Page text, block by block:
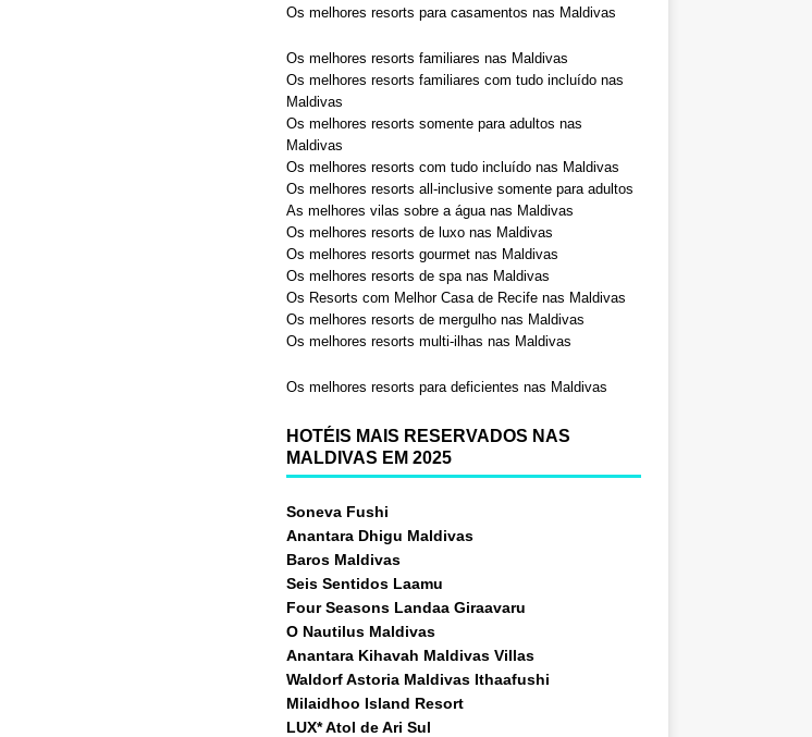
Os melhores resorts para casamentos nas Maldivas
Os melhores resorts familiares nas Maldivas
Os melhores resorts familiares com tudo incluído nas
Maldivas
Os melhores resorts somente para adultos nas
Maldivas
Os melhores resorts com tudo incluído nas Maldivas
Os melhores resorts all-inclusive somente para adultos
As melhores vilas sobre a água nas Maldivas
Os melhores resorts de luxo nas Maldivas
Os melhores resorts gourmet nas Maldivas
Os melhores resorts de spa nas Maldivas
Os Resorts com Melhor Casa de Recife nas Maldivas
Os melhores resorts de mergulho nas Maldivas
Os melhores resorts multi-ilhas nas Maldivas
Os melhores resorts para deficientes nas Maldivas
HOTÉIS MAIS RESERVADOS NAS
MALDIVAS EM 2025
Soneva Fushi
Anantara Dhigu Maldivas
Baros Maldivas
Seis Sentidos Laamu
Four Seasons Landaa Giraavaru
O Nautilus Maldivas
Anantara Kihavah Maldivas Villas
Waldorf Astoria Maldivas Ithaafushi
Milaidhoo Island Resort
LUX* Atol de Ari Sul